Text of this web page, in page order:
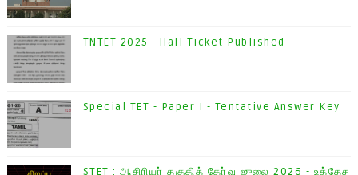
TNTET 2025 - Hall Ticket Published
Special TET - Paper I - Tentative Answer Key
STET : ஆசிரியர் தகுதித் தேர்வு ஜுலை 2026 - உத்தேச